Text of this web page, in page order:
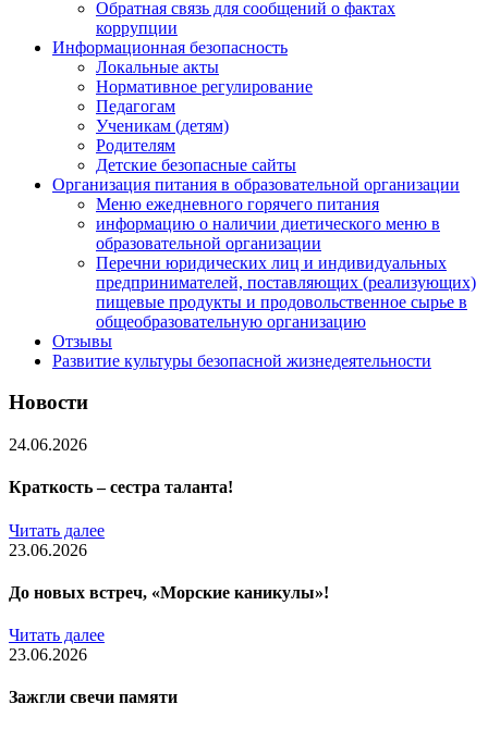
Обратная связь для сообщений о фактах
коррупции
Информационная безопасность
Локальные акты
Нормативное регулирование
Педагогам
Ученикам (детям)
Родителям
Детские безопасные сайты
Организация питания в образовательной организации
Меню ежедневного горячего питания
информацию о наличии диетического меню в
образовательной организации
Перечни юридических лиц и индивидуальных
предпринимателей, поставляющих (реализующих)
пищевые продукты и продовольственное сырье в
общеобразовательную организацию
Отзывы
Развитие культуры безопасной жизнедеятельности
Новости
24.06.2026
Краткость – сестра таланта!
Читать далее
23.06.2026
До новых встреч, «Морские каникулы»!
Читать далее
23.06.2026
Зажгли свечи памяти